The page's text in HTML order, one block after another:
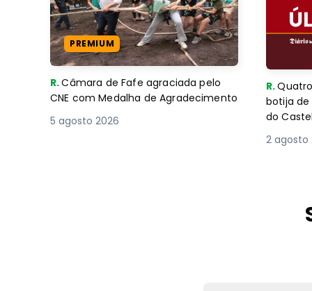
PREMIUM
R.Câmara de Fafe agraciada pelo
CNE com Medalha de Agradecimento
5 agosto 2026
R.
botija
do
2 agosto